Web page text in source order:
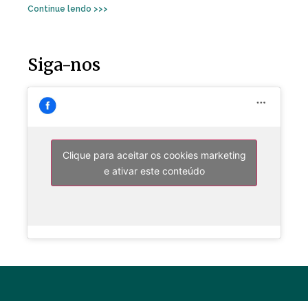
Continue lendo >>>
Siga-nos
Clique para aceitar os cookies marketing
e ativar este conteúdo